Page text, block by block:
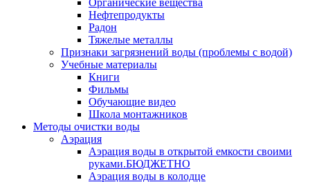
Нефтепродукты
Радон
Тяжелые металлы
Признаки загрязнений воды (проблемы с водой)
Учебные материалы
Книги
Фильмы
Обучающие видео
Школа монтажников
Методы очистки воды
Аэрация
Аэрация воды в открытой емкости своими
руками.БЮДЖЕТНО
Аэрация воды в колодце